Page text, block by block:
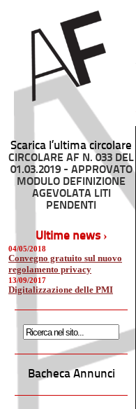
Scarica l’ultima circolare
CIRCOLARE AF N. 033 DEL
01.03.2019 - APPROVATO
MODULO DEFINIZIONE
AGEVOLATA LITI
PENDENTI
Ultime news ›
04/05/2018
Convegno gratuito sul nuovo
regolamento privacy
13/09/2017
Digitalizzazione delle PMI
Bacheca Annunci